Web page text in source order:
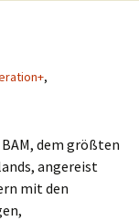
,
dem größten
angereist
mit den